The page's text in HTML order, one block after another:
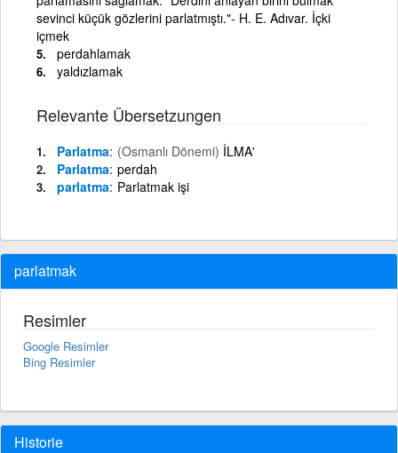
sevinci küçük gözlerini parlatmıştı."- H. E. Adıvar. İçki
içmek
perdahlamak
yaldızlamak
Relevante Übersetzungen
Parlatma (Osmanlı Dönemi) İLMA'
Parlatma perdah
parlatma Parlatmak işi
parlatmak
Resimler
Google Resimler
Bing Resimler
Historie